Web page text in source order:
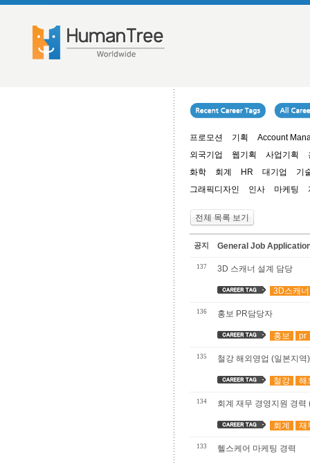
프로모션 기획
Account
외국기업
웹기획 사업기획
화학
회계 HR 대기업
기
그래픽디자인
인사 마케팅
전체 목록 보기
공지 General Job
137 3D 스캐너 설계 담당
3D스캐너
136 홍보 PR담당자
홍보 pr
135 철강 해외영업 (일본지역)
철강 해
134 회계 재무 경영지원 경력
회계 재
133 헬스케어 마케팅 경력